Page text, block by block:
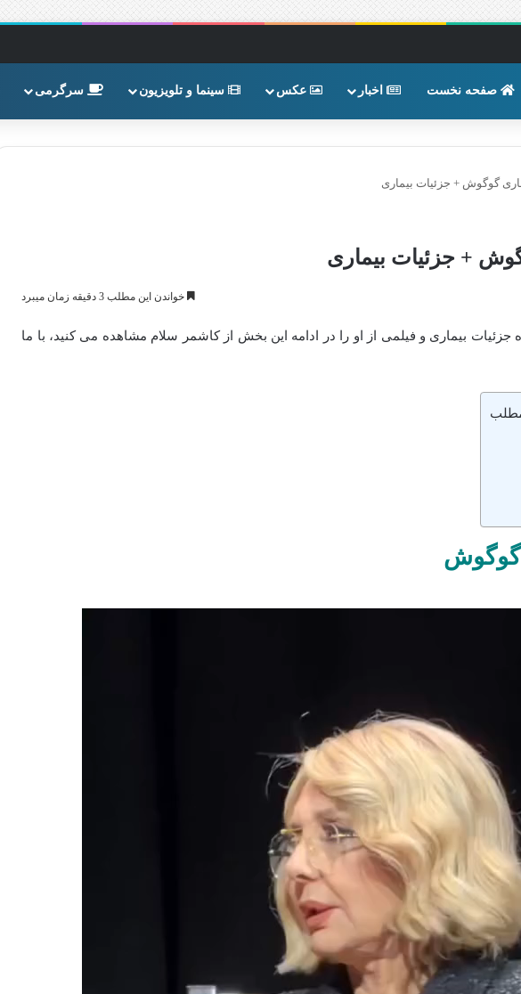
صفحه نخست اخبار عکس سینما و تلویزیون سرگرمی
گوگوش + جزئیات بیماری
+ جزئیات بیماری
خواندن این مطلب 3 دقیقه زمان میبرد
بیماری و فیلمی از او را در ادامه این بخش از کاشمر سلام مشاهده می کنید، با ما
گوگوش